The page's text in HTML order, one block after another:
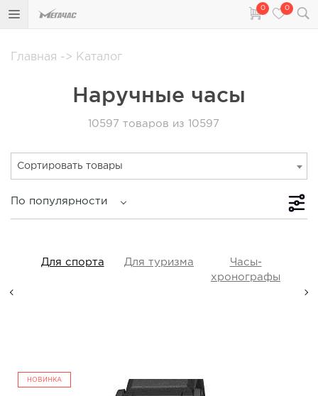
0 0
Главная -> Каталог
Наручные часы
10597 товаров из 10597
Сортировать товары
По популярности
Для спорта Для туризма
Часы-
хронографы
НОВИНКА